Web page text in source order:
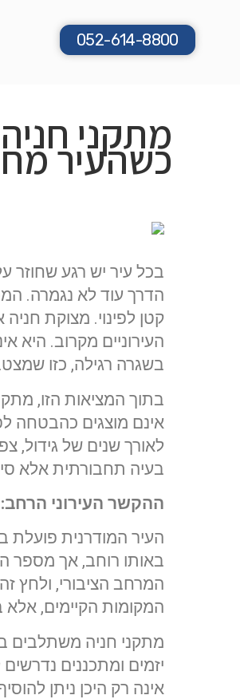
052-614-8800
מתקני
כשהעיר
בכל עיר יש רגע שחוזר
הדרך עוד לא נגמרה.
קטן לפינוי. מצוקת
העירוניים מקרוב. היא
בשגרה רגילה, כזו
בתוך המציאות הזו,
אינם מוצגים כהבטחה
לאורך שנים של גידול,
בעיה תחבורתית אלא
ההקשר העירוני
העיר המודרנית פועלת
באותו רוחב, אך מספר
המרחב הציבורי, ולחץ
המקומות הקיימים, אלא
מתקני חניה משתלבים
יזמים ומתכננים
אינה רק היכן ניתן